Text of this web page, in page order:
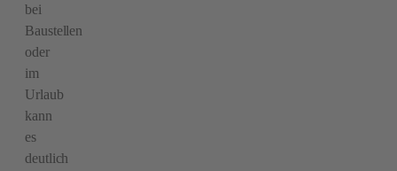
bei
Baustellen
oder
im
Urlaub
kann
es
deutlich